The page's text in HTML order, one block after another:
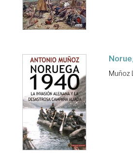
Muñoz